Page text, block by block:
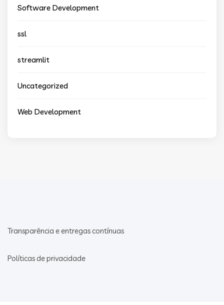
Software Development
ssl
streamlit
Uncategorized
Web Development
Transparência e entregas contínuas
Políticas de privacidade